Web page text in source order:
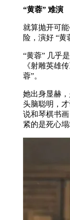
“黄蓉” 难演
就算抛开可
险，演好 “黄
“黄蓉” 几乎
《射雕英雄
蓉”。
她出身显赫，
头脑聪明，
说和琴棋书
紧的是死心